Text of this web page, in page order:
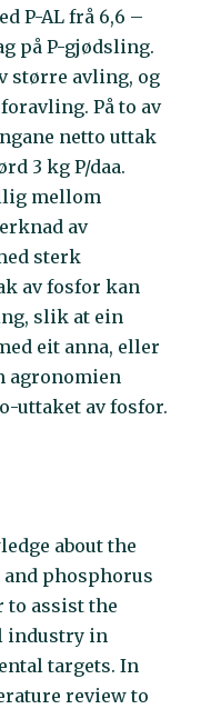
P-AL frå 6,6 –
på P-gjødsling.
større avling, og
På to av
netto uttak
3 kg P/daa.
mellom
av
sterk
av fosfor kan
slik at ein
eit anna, eller
agronomien
uttaket av fosfor.
about the
phosphorus
assist the
industry in
targets. In
review to